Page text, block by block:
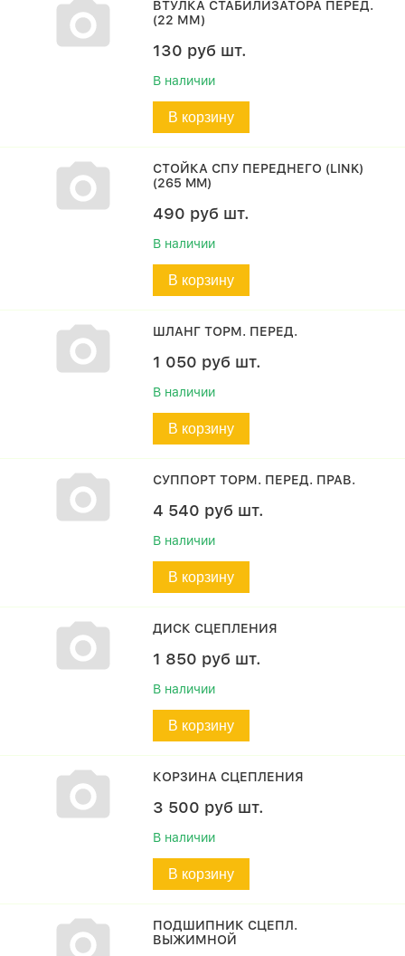
ВТУЛКА СТАБИЛИЗАТОРА ПЕРЕД.
(22 ММ)
130 руб шт.
В наличии
В корзину
СТОЙКА СПУ ПЕРЕДНЕГО (LINK)
(265 MM)
490 руб шт.
В наличии
В корзину
ШЛАНГ ТОРМ. ПЕРЕД.
1 050 руб шт.
В наличии
В корзину
СУППОРТ ТОРМ. ПЕРЕД. ПРАВ.
4 540 руб шт.
В наличии
В корзину
ДИСК СЦЕПЛЕНИЯ
1 850 руб шт.
В наличии
В корзину
КОРЗИНА СЦЕПЛЕНИЯ
3 500 руб шт.
В наличии
В корзину
ПОДШИПНИК СЦЕПЛ.
ВЫЖИМНОЙ